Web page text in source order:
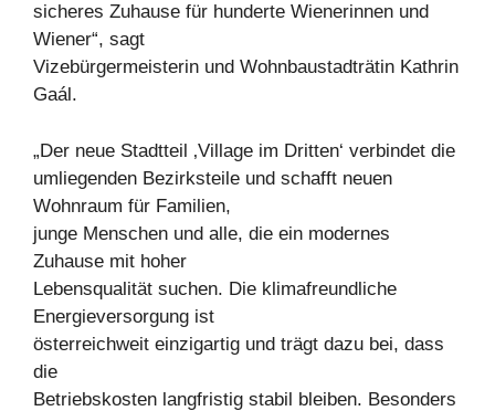
sicheres Zuhause für hunderte Wienerinnen und
Wiener“, sagt
Vizebürgermeisterin und Wohnbaustadträtin Kathrin
Gaál.
„Der neue Stadtteil ‚Village im Dritten‘ verbindet die
umliegenden Bezirksteile und schafft neuen
Wohnraum für Familien,
junge Menschen und alle, die ein modernes
Zuhause mit hoher
Lebensqualität suchen. Die klimafreundliche
Energieversorgung ist
österreichweit einzigartig und trägt dazu bei, dass
die
Betriebskosten langfristig stabil bleiben. Besonders